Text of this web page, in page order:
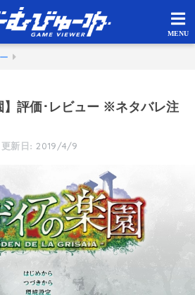
】評価･レビュー ※ネタバレ注
2019/4/9